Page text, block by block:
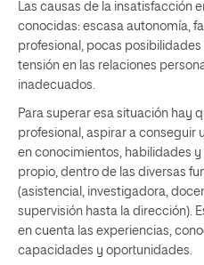
Las causas de la insatisfacción
conocidas: escasa autonomía,
profesional, pocas
tensión en las relaciones
inadecuados.
Para superar esa situación hay
profesional, aspirar a conseguir
en conocimientos, habilidades
propio, dentro de las diversas
(asistencial, investigadora,
supervisión hasta la dirección).
en cuenta las experiencias,
capacidades y oportunidades.